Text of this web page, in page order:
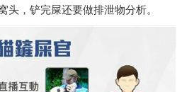
头，铲完屎还要做排泄物分析。